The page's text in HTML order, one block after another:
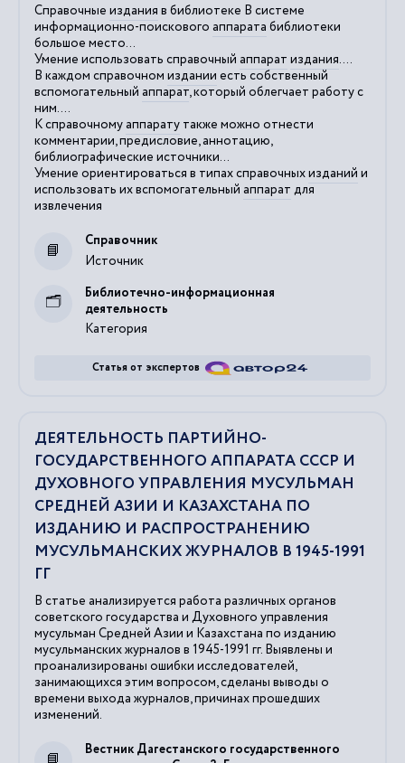
Справочные издания в библиотеке В системе
информационно-поискового аппарата библиотеки
большое место...
Умение использовать справочный аппарат издания....
В каждом справочном издании есть собственный
вспомогательный аппарат, который облегчает работу с
ним....
К справочному аппарату также можно отнести
комментарии, предисловие, аннотацию,
библиографические источники...
Умение ориентироваться в типах справочныхизданий и
использовать их вспомогательный аппарат для
извлечения
Источник
Справочник
Категория
Библиотечно-информационная
деятельность
Статья от экспертов
ДЕЯТЕЛЬНОСТЬ ПАРТИЙНО-
ГОСУДАРСТВЕННОГО АППАРАТА СССР И
ДУХОВНОГО УПРАВЛЕНИЯ МУСУЛЬМАН
СРЕДНЕЙ АЗИИ И КАЗАХСТАНА ПО
ИЗДАНИЮ И РАСПРОСТРАНЕНИЮ
МУСУЛЬМАНСКИХ ЖУРНАЛОВ В 1945-1991
ГГ
В статье анализируется работа различных органов
советского государства и Духовного управления
мусульман Средней Азии и Казахстана по изданию
мусульманских журналов в 1945-1991 гг. Выявлены и
проанализированы ошибки исследователей,
занимающихся этим вопросом, сделаны выводы о
времени выхода журналов, причинах прошедших
изменений.
Вестник Дагестанского государственного